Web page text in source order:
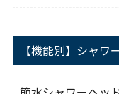
【機能別】シャワ